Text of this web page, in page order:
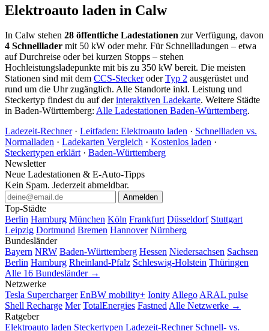
Elektroauto laden in Calw
In Calw stehen 28 öffentliche Ladestationen zur Verfügung, davon
4 Schnelllader mit 50 kW oder mehr. Für Schnellladungen – etwa
auf Durchreise oder bei kurzen Stopps – stehen
Hochleistungsladepunkte mit bis zu 350 kW bereit. Die meisten
Stationen sind mit dem CCS-SteckeroderTyp 2 ausgerüstet und
rund um die Uhr zugänglich. Alle Standorte inkl. Leistung und
Steckertyp findest du auf derinteraktiven Ladekarte. Weitere Städte
in Baden-Württemberg: Alle Ladestationen Baden-Württemberg.
Ladezeit-Rechner · Leitfaden: Elektroauto laden · Schnellladen vs.
Normalladen · Ladekarten Vergleich · Kostenlos laden ·
Steckertypen erklärt · Baden-Württemberg
Newsletter
Neue Ladestationen & E-Auto-Tipps
Kein Spam. Jederzeit abmeldbar.
Anmelden
Top-Städte
Berlin Hamburg München Köln Frankfurt Düsseldorf Stuttgart
Leipzig Dortmund Bremen Hannover Nürnberg
Bundesländer
Bayern NRW Baden-Württemberg Hessen Niedersachsen Sachsen
Berlin Hamburg Rheinland-Pfalz Schleswig-Holstein Thüringen
Alle 16 Bundesländer →
Netzwerke
Tesla Supercharger EnBW mobility+ IonityAllegoARAL pulse
Shell Recharge Mer TotalEnergies FastnedAlle Netzwerke →
Ratgeber
Elektroauto laden Steckertypen Ladezeit-Rechner Schnell- vs.